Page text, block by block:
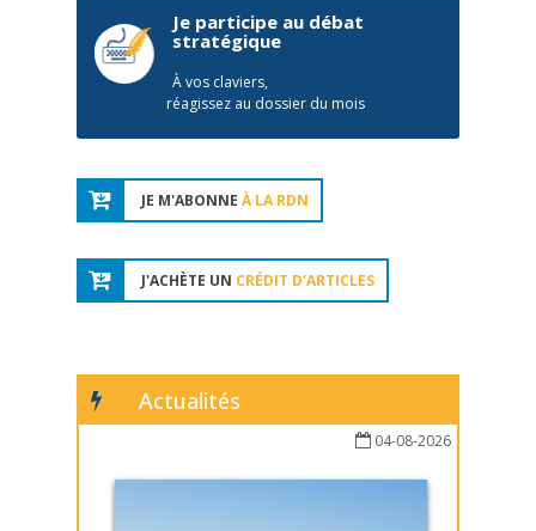
Je participe au débat
stratégique
À vos claviers,
réagissez au dossier du mois
JE M'ABONNE À LA RDN
J'ACHÈTE UN CRÉDIT D'ARTICLES
Actualités
04-08-2026